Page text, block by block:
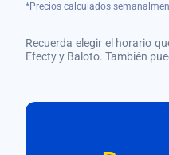
*Precios calculados
Recuerda elegir el horario
Efecty y Baloto. También